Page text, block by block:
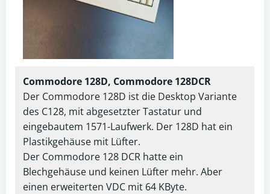
Commodore 128D, Commodore 128DCR
Der Commodore 128D ist die Desktop Variante
des C128, mit abgesetzter Tastatur und
eingebautem 1571-Laufwerk. Der 128D hat ein
Plastikgehäuse mit Lüfter.
Der Commodore 128 DCR hatte ein
Blechgehäuse und keinen Lüfter mehr. Aber
einen erweiterten VDC mit 64 KByte.